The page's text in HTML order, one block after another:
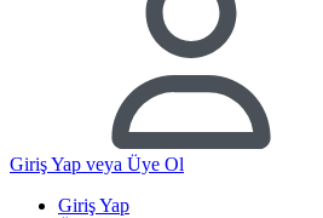
Giriş Yap veya Üye Ol
Giriş Yap